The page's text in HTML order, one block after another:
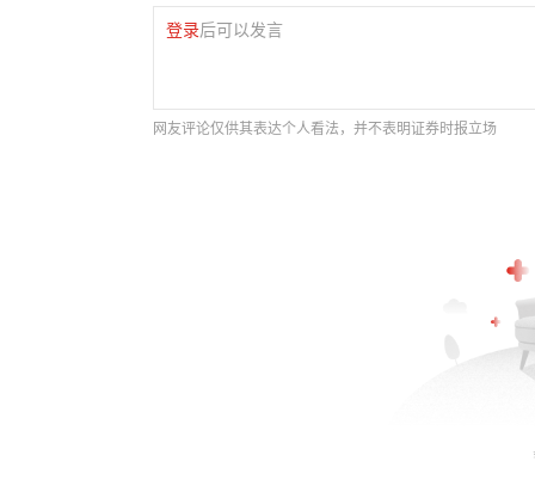
登录后可以发言
网友评论仅供其表达个人看法，并不表明证券时报立场